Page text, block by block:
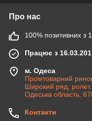
Про нас
100% позитивних з
Працює з
м. Одеса
Промтоварний
Широкий ряд, ролет
Одеська область,
Контакти